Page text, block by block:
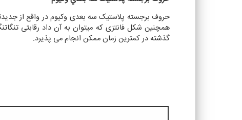
حروف برجسته پلاستیک سه بعدی وکیوم در واقع از
همچنین شکل فانتزی که میتوان به آن داد رقابتی
گذشته در کمترین زمان ممکن انجام می پذیرد.